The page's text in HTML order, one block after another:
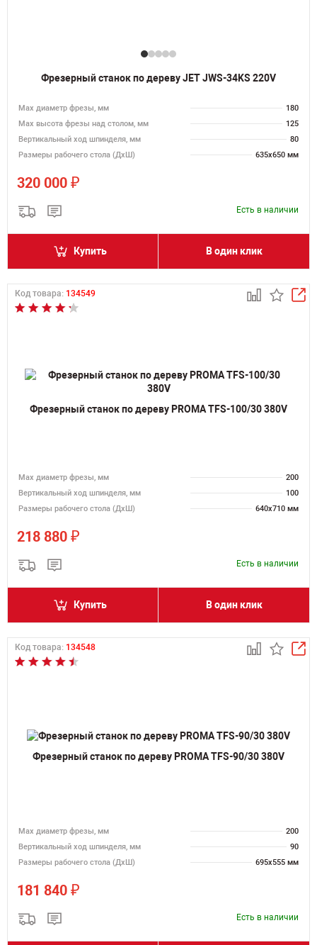
Фрезерный станок по дереву JET JWS-34KS 220V
Max диаметр фрезы, мм
180
Мах высота фрезы над столом, мм
125
Вертикальный ход шпинделя, мм
80
Размеры рабочего стола (ДхШ)
635х650 мм
320 000 ₽
Есть в наличии
Купить В один клик
Код товара: 134549
Фрезерный станок по дереву PROMA TFS-100/30 380V
Max диаметр фрезы, мм
200
Вертикальный ход шпинделя, мм
100
Размеры рабочего стола (ДхШ)
640х710 мм
218 880 ₽
Есть в наличии
Купить В один клик
Код товара: 134548
Фрезерный станок по дереву PROMA TFS-90/30 380V
Max диаметр фрезы, мм
200
Вертикальный ход шпинделя, мм
90
Размеры рабочего стола (ДхШ)
695х555 мм
181 840 ₽
Есть в наличии